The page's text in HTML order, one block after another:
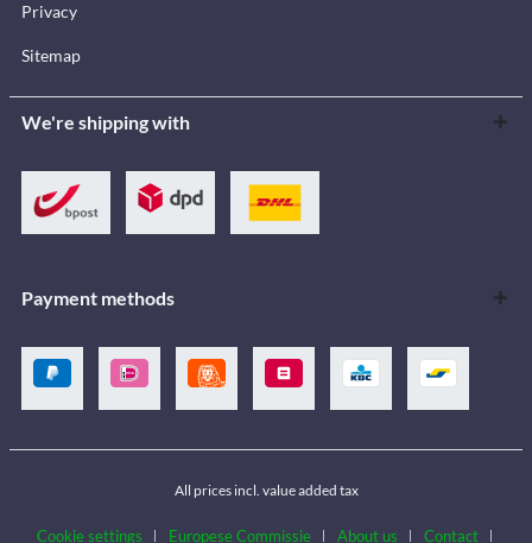
Privacy
Sitemap
We're shipping with
Payment methods
All prices incl. value added tax
Cookie settings Europese Commissie About us Contact